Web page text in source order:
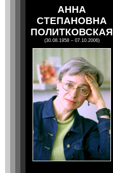
АННА
СТЕПАНОВНА
ПОЛИТКОВСКАЯ
(30.08.1958 – 07.10.2006)